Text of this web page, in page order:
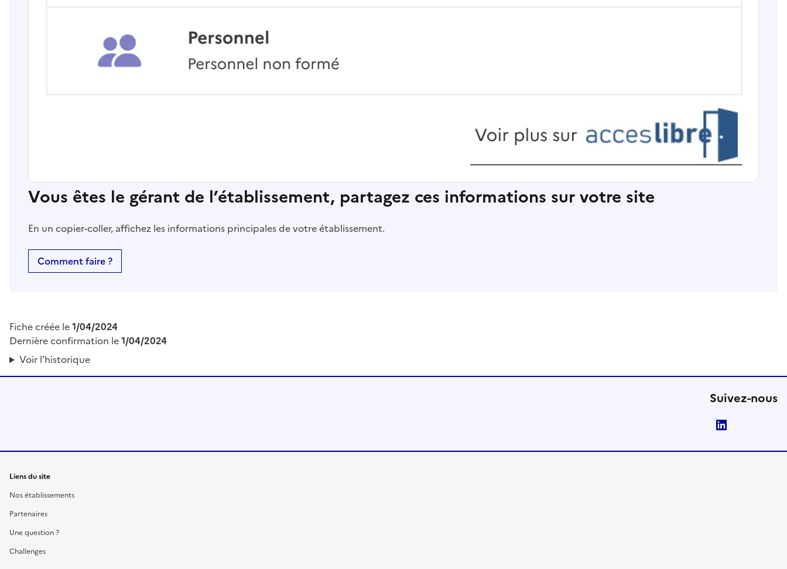
Vous êtes le gérant de l’établissement, partagez ces informations sur votre site
En un copier-coller, affichez les informations principales de votre établissement.
Comment faire ?
Fiche créée le1/04/2024
Dernière confirmation le1/04/2024
Voir l'historique
Suivez-nous
Liens du site
Nos établissements
Partenaires
Une question ?
Challenges